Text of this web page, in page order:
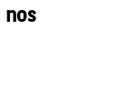
nos